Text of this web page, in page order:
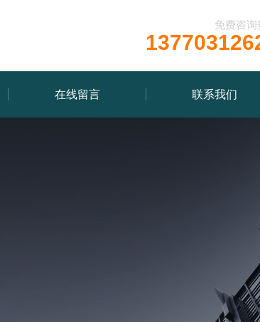
免费咨询
在线留言 联系我们